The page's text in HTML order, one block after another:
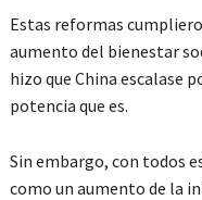
Estas reformas
aumento del bienestar
hizo que China escalase
potencia que es.
Sin embargo, con todos
como un aumento de la